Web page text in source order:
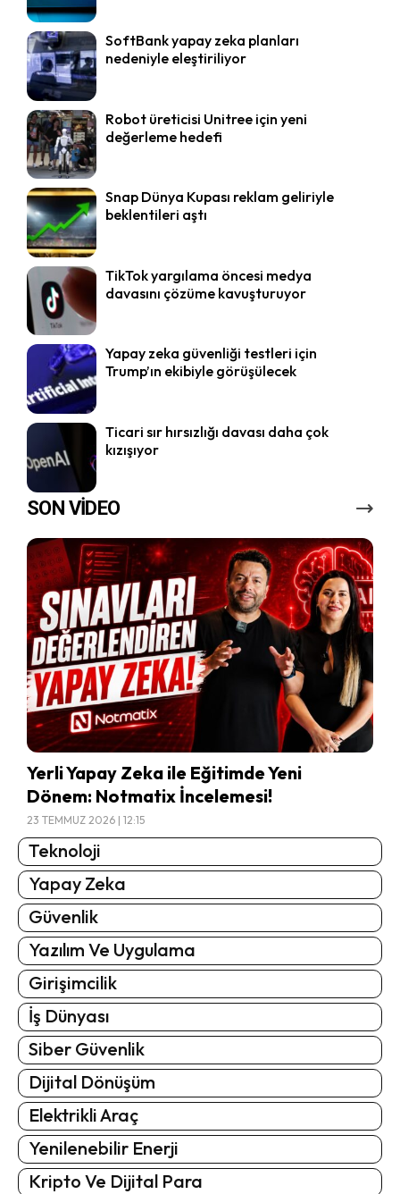
SoftBank yapay zeka planları
nedeniyle eleştiriliyor
Robot üreticisi Unitree için yeni
değerleme hedefi
Snap Dünya Kupası reklam geliriyle
beklentileri aştı
TikTok yargılama öncesi medya
davasını çözüme kavuşturuyor
Yapay zeka güvenliği testleri için
Trump’ın ekibiyle görüşülecek
Ticari sır hırsızlığı davası daha çok
kızışıyor
SON VİDEO
Yerli Yapay Zeka ile Eğitimde Yeni
Dönem: Notmatix İncelemesi!
23 TEMMUZ 2026 | 12:15
Teknoloji
Yapay Zeka
Güvenlik
Yazılım Ve Uygulama
Girişimcilik
İş Dünyası
Siber Güvenlik
Dijital Dönüşüm
Elektrikli Araç
Yenilenebilir Enerji
Kripto Ve Dijital Para